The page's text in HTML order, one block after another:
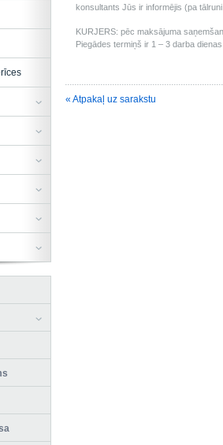
konsultants Jūs ir informējis (pa
KURJERS: pēc maksājuma
Piegādes termiņš ir 1 – 3 darba
« Atpakaļ uz sarakstu